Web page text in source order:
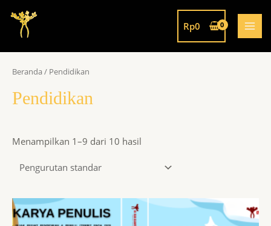
Rp0
Beranda / Pendidikan
Pendidikan
Menampilkan 1–9 dari 10 hasil